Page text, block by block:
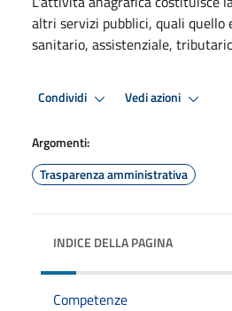
altri servizi pubblici, quali quello
sanitario, assistenziale,
Condividi Vedi azioni
Argomenti:
Trasparenza amministrativa
INDICE DELLA PAGINA
Competenze